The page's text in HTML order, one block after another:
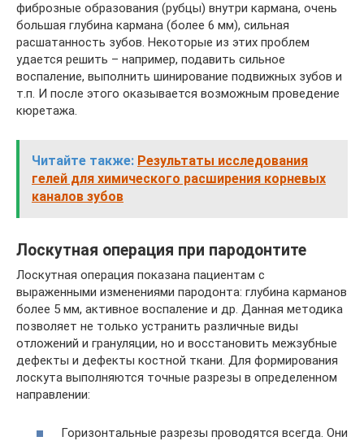
фиброзные образования (рубцы) внутри кармана, очень
большая глубина кармана (более 6 мм), сильная
расшатанность зубов. Некоторые из этих проблем
удается решить – например, подавить сильное
воспаление, выполнить шинирование подвижных зубов и
т.п. И после этого оказывается возможным проведение
кюретажа.
Читайте также: Результаты исследования
гелей для химического расширения корневых
каналов зубов
Лоскутная операция при пародонтите
Лоскутная операция показана пациентам с
выраженными изменениями пародонта: глубина карманов
более 5 мм, активное воспаление и др. Данная методика
позволяет не только устранить различные виды
отложений и грануляции, но и восстановить межзубные
дефекты и дефекты костной ткани. Для формирования
лоскута выполняются точные разрезы в определенном
направлении:
Горизонтальные разрезы проводятся всегда. Они